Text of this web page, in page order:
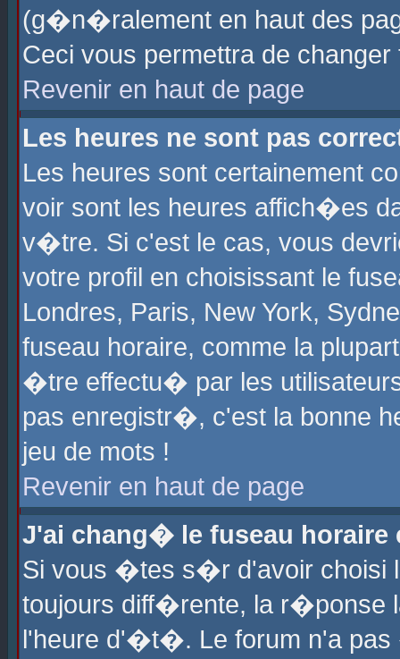
(g�n�ralement en haut des
Ceci vous permettra de
Revenir en haut de page
Les heures ne sont pas
Les heures sont certainement
voir sont les heures affich�es
v�tre. Si c'est le cas, vous
votre profil en choisissant le
Londres, Paris, New York,
fuseau horaire, comme la
�tre effectu� par les
pas enregistr�, c'est la bonne
jeu de mots !
Revenir en haut de page
J'ai chang� le fuseau horaire
Si vous �tes s�r d'avoir choisi
toujours diff�rente, la r�ponse
l'heure d'�t�. Le forum n'a